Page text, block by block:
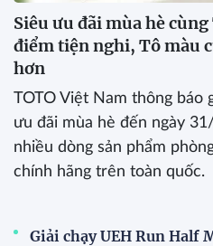
Siêu ưu đãi mùa hè
điểm tiện nghi, Tô màu
hơn
TOTO Việt Nam thông báo
ưu đãi mùa hè đến ngày
nhiều dòng sản phẩm
chính hãng trên toàn quốc.
Giải chạy UEH Run Half